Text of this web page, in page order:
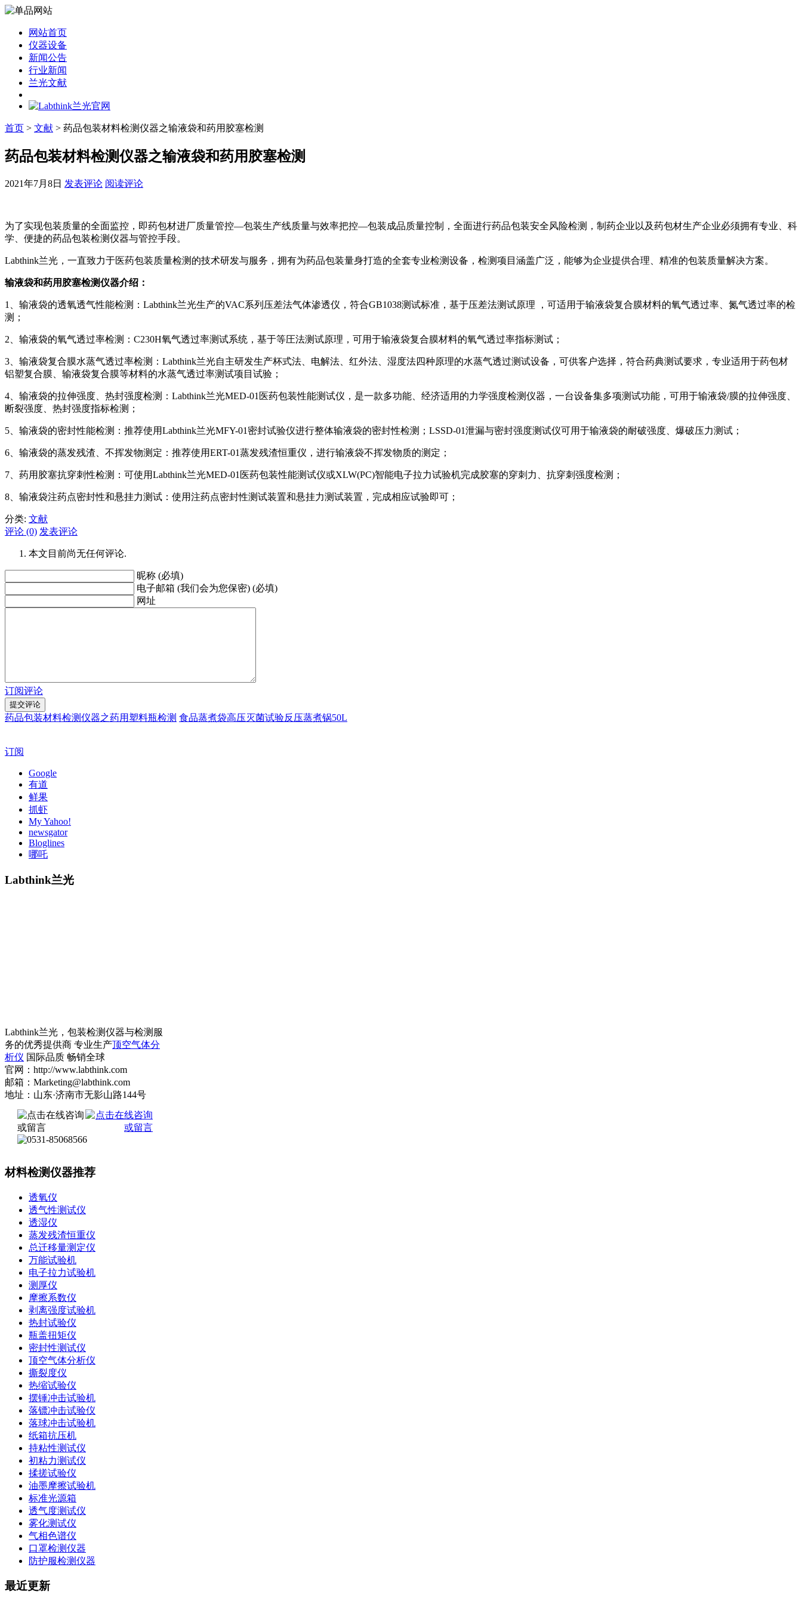
网站首页
仪器设备
新闻公告
行业新闻
兰光文献
首页 > 文献 > 药品包装材料检测仪器之输液袋和药用胶塞检测
药品包装材料检测仪器之输液袋和药用胶塞检测
2021年7月8日 发表评论 阅读评论
为了实现包装质量的全面监控，即药包材进厂质量管控—包装生产线质量与效率把控—包装成品质量控制，全面进行药品包装安全风险检测，制药企业以及药包材生产企业必须拥有专业、科
学、便捷的药品包装检测仪器与管控手段。
Labthink兰光，一直致力于医药包装质量检测的技术研发与服务，拥有为药品包装量身打造的全套专业检测设备，检测项目涵盖广泛，能够为企业提供合理、精准的包装质量解决方案。
输液袋和药用胶塞检测仪器介绍：
1、输液袋的透氧透气性能检测：Labthink兰光生产的VAC系列压差法气体渗透仪，符合GB1038测试标准，基于压差法测试原理 ，可适用于输液袋复合膜材料的氧气透过率、氮气透过率的检
测；
2、输液袋的氧气透过率检测：C230H氧气透过率测试系统，基于等圧法测试原理，可用于输液袋复合膜材料的氧气透过率指标测试；
3、输液袋复合膜水蒸气透过率检测：Labthink兰光自主研发生产杯式法、电解法、红外法、湿度法四种原理的水蒸气透过测试设备，可供客户选择，符合药典测试要求，专业适用于药包材
铝塑复合膜、输液袋复合膜等材料的水蒸气透过率测试项目试验；
4、输液袋的拉伸强度、热封强度检测：Labthink兰光MED-01医药包装性能测试仪，是一款多功能、经济适用的力学强度检测仪器，一台设备集多项测试功能，可用于输液袋/膜的拉伸强度、
断裂强度、热封强度指标检测；
5、输液袋的密封性能检测：推荐使用Labthink兰光MFY-01密封试验仪进行整体输液袋的密封性检测；LSSD-01泄漏与密封强度测试仪可用于输液袋的耐破强度、爆破压力测试；
6、输液袋的蒸发残渣、不挥发物测定：推荐使用ERT-01蒸发残渣恒重仪，进行输液袋不挥发物质的测定；
7、药用胶塞抗穿刺性检测：可使用Labthink兰光MED-01医药包装性能测试仪或XLW(PC)智能电子拉力试验机完成胶塞的穿刺力、抗穿刺强度检测；
8、输液袋注药点密封性和悬挂力测试：使用注药点密封性测试装置和悬挂力测试装置，完成相应试验即可；
分类: 文献
评论 (0) 发表评论
本文目前尚无任何评论.
昵称 (必填)
电子邮箱 (我们会为您保密) (必填)
网址
订阅评论
药品包装材料检测仪器之药用塑料瓶检测 食品蒸煮袋高压灭菌试验反压蒸煮锅50L
订阅
Google
有道
鲜果
抓虾
My Yahoo!
newsgator
Bloglines
哪吒
Labthink兰光
Labthink兰光，包装检测仪器与检测服
务的优秀提供商 专业生产顶空气体分
析仪 国际品质 畅销全球
官网：http://www.labthink.com
邮箱：Marketing@labthink.com
地址：山东·济南市无影山路144号
材料检测仪器推荐
透氧仪
透气性测试仪
透湿仪
蒸发残渣恒重仪
总迁移量测定仪
万能试验机
电子拉力试验机
测厚仪
摩擦系数仪
剥离强度试验机
热封试验仪
瓶盖扭矩仪
密封性测试仪
顶空气体分析仪
撕裂度仪
热缩试验仪
摆锤冲击试验机
落镖冲击试验仪
落球冲击试验机
纸箱抗压机
持粘性测试仪
初粘力测试仪
揉搓试验仪
油墨摩擦试验机
标准光源箱
透气度测试仪
雾化测试仪
气相色谱仪
口罩检测仪器
防护服检测仪器
最近更新